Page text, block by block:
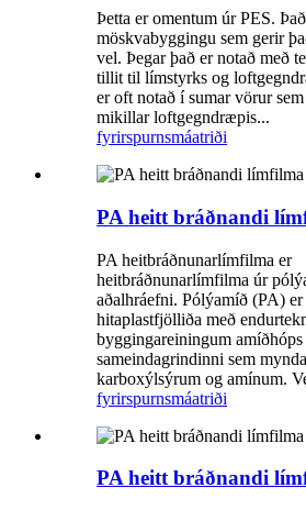
Þetta er omentum úr PES.
möskvabyggingu sem gerir
vel. Þegar það er notað með
tillit til límstyrks og
er oft notað í sumar vörur
mikillar loftgegndræpis...
fyrirspurnsmáatriði
PA heitt bráðnandi
PA heitbráðnunarlímfilma er
heitbráðnunarlímfilma úr
aðalhráefni. Pólýamíð (PA)
hitaplastfjölliða með
byggingareiningum amíðhóps
sameindagrindinni sem
karboxýlsýrum og amínum.
fyrirspurnsmáatriði
PA heitt bráðnandi